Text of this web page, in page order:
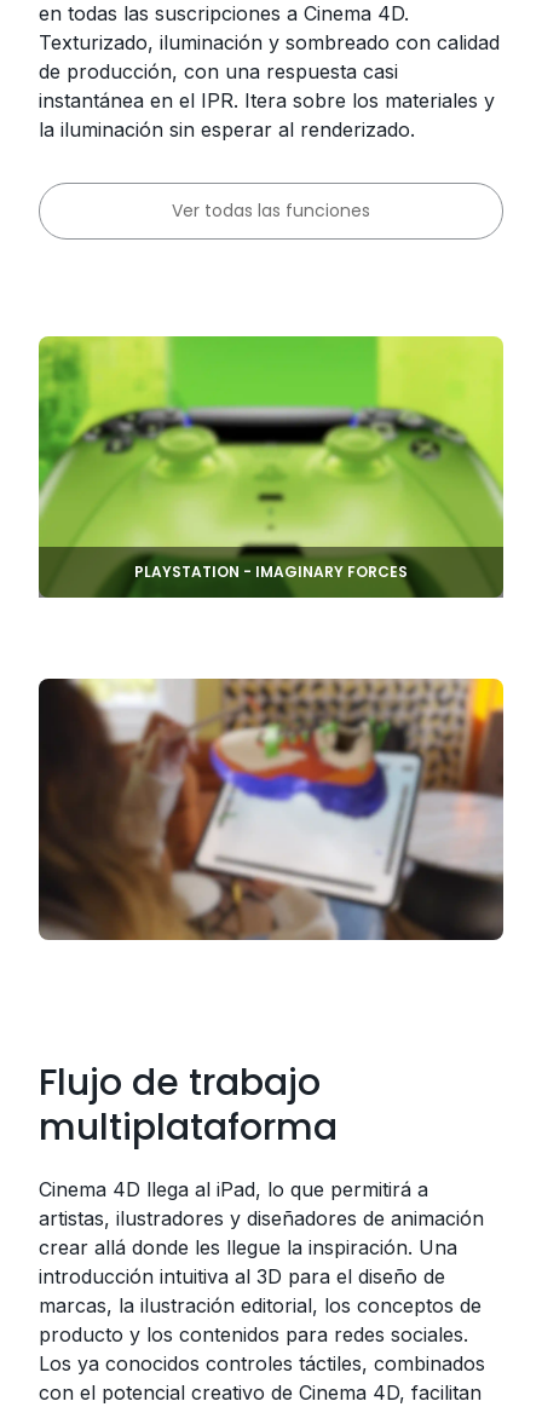
en todas las suscripciones a Cinema 4D.
Texturizado, iluminación y sombreado con calidad
de producción, con una respuesta casi
instantánea en el IPR. Itera sobre los materiales y
la iluminación sin esperar al renderizado.
Ver todas las funciones
PLAYSTATION - IMAGINARY FORCES
Flujo de trabajo
multiplataforma
Cinema 4D llega al iPad, lo que permitirá a
artistas, ilustradores y diseñadores de animación
crear allá donde les llegue la inspiración. Una
introducción intuitiva al 3D para el diseño de
marcas, la ilustración editorial, los conceptos de
producto y los contenidos para redes sociales.
Los ya conocidos controles táctiles, combinados
con el potencial creativo de Cinema 4D, facilitan